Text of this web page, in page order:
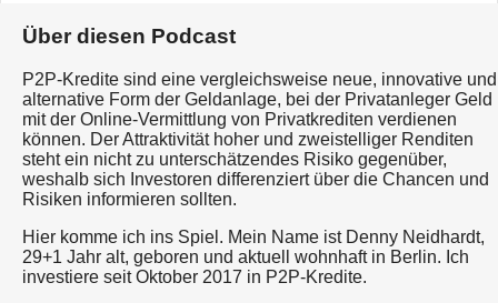
Über diesen Podcast
P2P-Kredite sind eine vergleichsweise neue, innovative und
alternative Form der Geldanlage, bei der Privatanleger Geld
mit der Online-Vermittlung von Privatkrediten verdienen
können. Der Attraktivität hoher und zweistelliger Renditen
steht ein nicht zu unterschätzendes Risiko gegenüber,
weshalb sich Investoren differenziert über die Chancen und
Risiken informieren sollten.
Hier komme ich ins Spiel. Mein Name ist Denny Neidhardt,
29+1 Jahr alt, geboren und aktuell wohnhaft in Berlin. Ich
investiere seit Oktober 2017 in P2P-Kredite.